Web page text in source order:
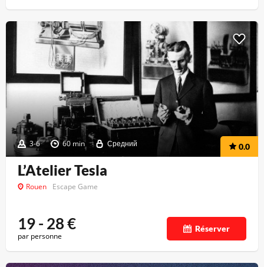
3-6 60 min Средний 0.0
L’Atelier Tesla
Rouen Escape Game
19 - 28€
par personne
Réserver